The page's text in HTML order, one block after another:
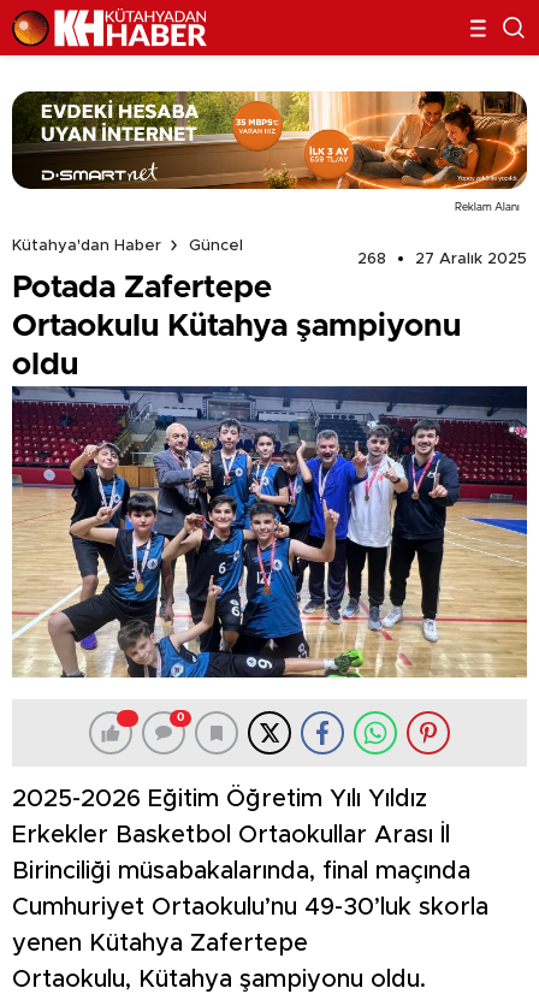
Reklam Alanı
Kütahya'dan Haber
Güncel
268
27 Aralık 2025
Potada Zafertepe
Ortaokulu Kütahya şampiyonu
oldu
0
2025-2026 Eğitim Öğretim Yılı Yıldız
Erkekler Basketbol Ortaokullar Arası İl
Birinciliği müsabakalarında, final maçında
Cumhuriyet Ortaokulu’nu 49-30’luk skorla
yenen Kütahya Zafertepe
Ortaokulu, Kütahya şampiyonu oldu.